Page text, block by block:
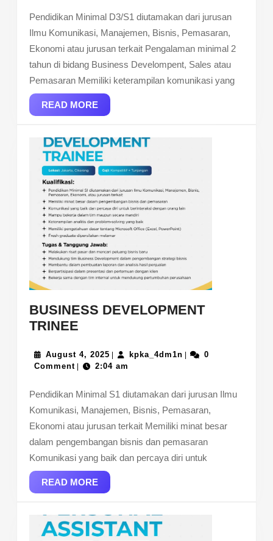
Pendidikan Minimal D3/S1 diutamakan dari jurusan
Ilmu Komunikasi, Manajemen, Bisnis, Pemasaran,
Ekonomi atau jurusan terkait Pengalaman minimal 2
tahun di bidang Business Develompent, Sales atau
Pemasaran Memiliki keterampilan komunikasi yang
READ MOREREAD
MORE
BUSINESS DEVELOPMENT
TRINEE
TRINEE
August 4, 2025 August
4,
| kpka_4dm1nkpka_4dm1n
|
0
Comment | 2:04 am
Pendidikan Minimal S1 diutamakan dari jurusan Ilmu
Komunikasi, Manajemen, Bisnis, Pemasaran,
Ekonomi atau jurusan terkait Memiliki minat besar
dalam pengembangan bisnis dan pemasaran
Komunikasi yang baik dan percaya diri untuk
READ MOREREAD
MORE